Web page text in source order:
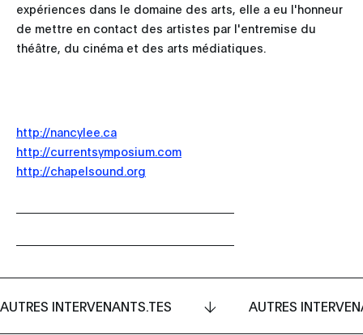
expériences dans le domaine des arts, elle a eu l'honneur
de mettre en contact des artistes par l'entremise du
théâtre, du cinéma et des arts médiatiques.
http://nancylee.ca
http://currentsymposium.com
http://chapelsound.org
AUTRES INTERVENANTS.TES AUTRES